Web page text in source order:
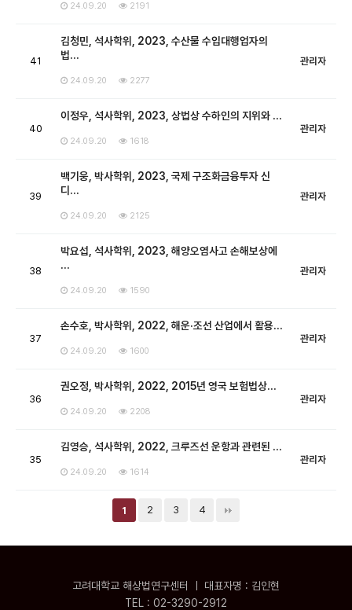
24.09.20 2191
41
김청민, 석사학위, 2023, 수산물 수입대행업자의
법…
24.09.20 2277
관리자
40
이정우, 석사학위, 2023, 상법상 수하인의 지위와 …
24.09.20 1618
관리자
39
백기웅, 박사학위, 2023, 국제 구조화금융투자 신
디…
24.09.20 2125
관리자
38
박요섭, 석사학위, 2023, 해양오염사고 손해보상에
…
24.09.20 1590
관리자
37
손수호, 박사학위, 2022, 해운·조선 산업에서 활용…
24.09.20 1600
관리자
36
권오정, 박사학위, 2022, 2015년 영국 보험법상…
24.09.20 2208
관리자
35
김영승, 석사학위, 2022, 크루즈선 운항과 관련된 …
24.09.20 1614
관리자
1 2 3 4
고려대학교 해상법연구센터 ㅣ 대표자명 : 김인현
TEL : 02-3290-2912